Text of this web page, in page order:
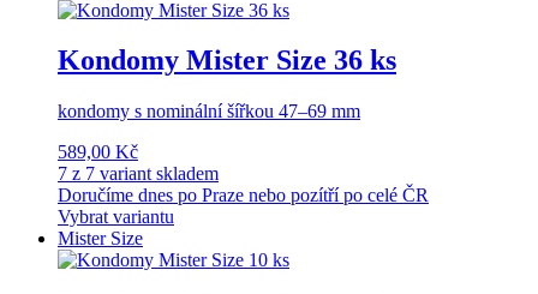
Kondomy Mister Size 36 ks
kondomy s nominální šířkou 47–69 mm
589,00 Kč
7 z 7 variant skladem
Doručíme dnes po Praze nebo pozítří po celé ČR
Vybrat variantu
Mister Size